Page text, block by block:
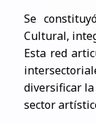
Se
Cultural,
Esta red
diversificar
sector